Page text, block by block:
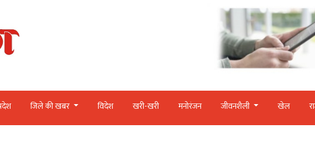
जिले की खबर विदेश खरी-खरी मनोरंजन जीवनशैली खेल